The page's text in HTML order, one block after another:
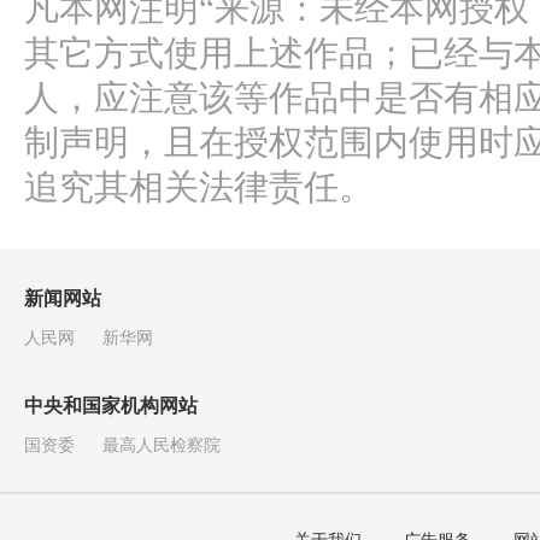
凡本网注明“来源：未经本网授
其它方式使用上述作品；已经与
人，应注意该等作品中是否有相
制声明，且在授权范围内使用时
追究其相关法律责任。
新闻网站
人民网 新华网
中央和国家机构网站
国资委 最高人民检察院